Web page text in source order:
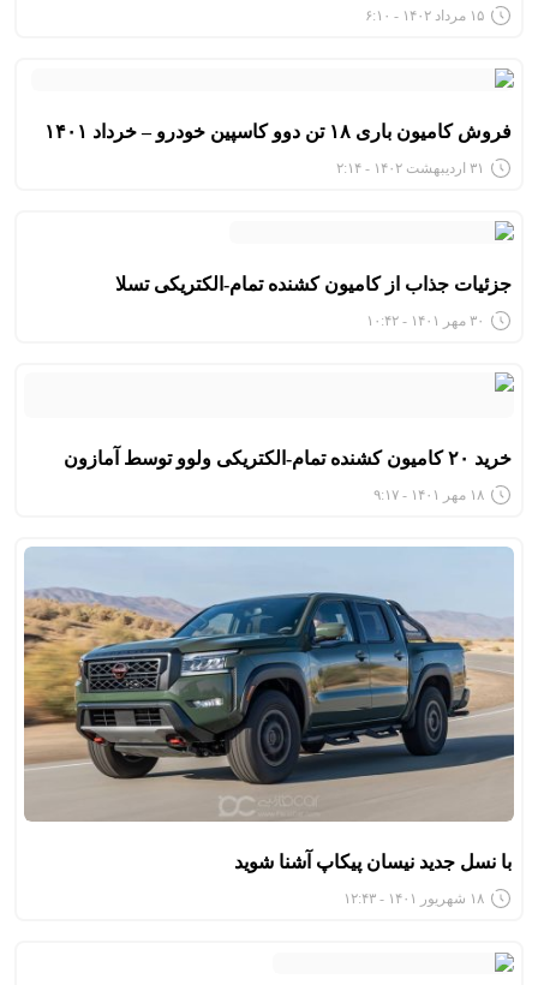
۱۵ مرداد ۱۴۰۲ - ۶:۱۰
فروش کامیون باری ۱۸ تن دوو کاسپین خودرو – خرداد ۱۴۰۱
۳۱ اردیبهشت ۱۴۰۲ - ۲:۱۴
جزئیات جذاب از کامیون کشنده تمام-الکتریکی تسلا
۳۰ مهر ۱۴۰۱ - ۱۰:۴۲
خرید ۲۰ کامیون کشنده تمام-الکتریکی ولوو توسط آمازون
۱۸ مهر ۱۴۰۱ - ۹:۱۷
با نسل جدید نیسان پیکاپ آشنا شوید
۱۸ شهریور ۱۴۰۱ - ۱۲:۴۳